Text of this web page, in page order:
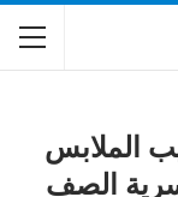
الملابس
الصف